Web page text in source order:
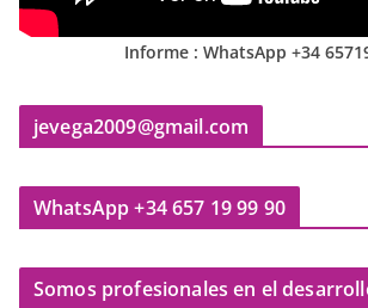
Informe : WhatsApp +34
jevega2009@gmail.com
WhatsApp +34 657 19 99 90
Somos profesionales en el